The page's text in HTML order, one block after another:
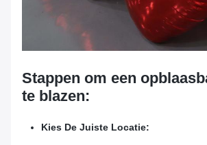
Stappen om een
te blazen:
Kies De Juiste Locatie: